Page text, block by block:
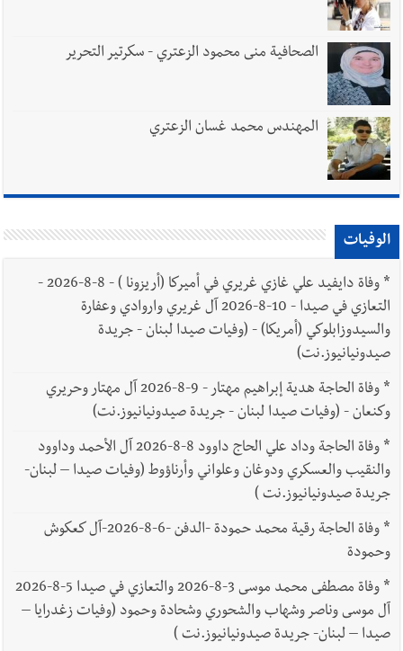
الصحافية منى محمود الزعتري - سكرتير التحرير
المهندس محمد غسان الزعتري
الوفيات
*
وفاة دايفيد علي غازي غريري في أميركا (أريزونا ) - 8-8-2026 -
التعازي في صيدا - 10-8-2026 آل غريري واروادي وعفارة
والسيدوزابلوكي (أمريكا) - (وفيات صيدا لبنان - جريدة
صيدونيانيوز.نت)
*
وفاة الحاجة هدية إبراهيم مهتار - 9-8-2026 آل مهتار وحريري
وكنعان - (وفيات صيدا لبنان - جريدة صيدونيانيوز.نت)
*
وفاة الحاجة وداد علي الحاج داوود 8-8-2026 آل الأحمد وداوود
والنقيب والعسكري ودوغان وعلواني وأرناؤوط (وفيات صيدا – لبنان-
جريدة صيدونيانيوز.نت )
*
وفاة الحاجة رقية محمد حمودة -الدفن -6-8-2026-آل كعكوش
وحمودة
*
وفاة مصطفى محمد موسى 3-8-2026 والتعازي في صيدا 5-8-2026
آل موسى وناصر وشهاب والشحوري وشحادة وحمود (وفيات زغدرايا –
صيدا – لبنان- جريدة صيدونيانيوز.نت )